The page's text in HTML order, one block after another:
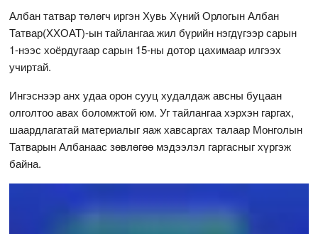
Албан татвар төлөгч иргэн Хувь Хүний Орлогын Албан
Татвар(ХХОАТ)-ын тайлангаа жил бүрийн нэгдүгээр сарын
1-нээс хоёрдугаар сарын 15-ны дотор цахимаар илгээх
учиртай.
Ингэснээр анх удаа орон сууц худалдаж авсны буцаан
олголтоо авах боломжтой юм. Уг тайлангаа хэрхэн гаргах,
шаардлагатай материалыг яаж хавсаргах талаар Монголын
Татварын Албанаас зөвлөгөө мэдээлэл гаргасныг хүргэж
байна.